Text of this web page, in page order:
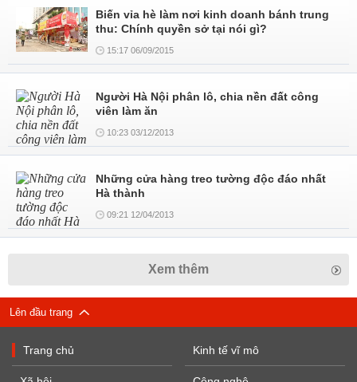
Biến vỉa hè làm nơi kinh doanh bánh trung
thu: Chính quyền sở tại nói gì?
15:17 06/09/2015
Người Hà Nội phân lô, chia nền đất công
viên làm ăn
10:23 03/12/2013
Những cửa hàng treo tường độc đáo nhất
Hà thành
09:21 12/04/2013
Xem thêm
Lên đầu trang
Trang chủ Kinh tế vĩ mô